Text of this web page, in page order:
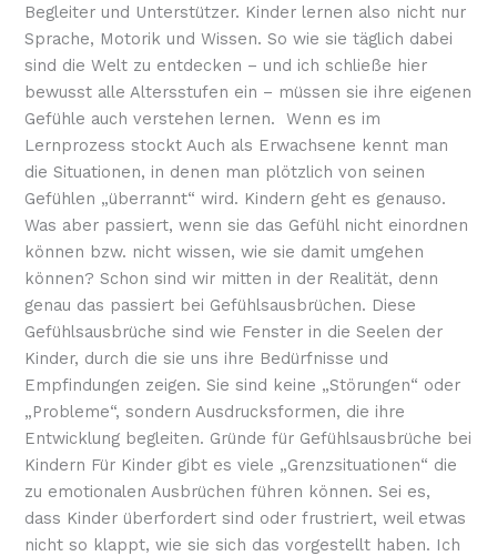
Begleiter und Unterstützer. Kinder lernen also nicht nur
Sprache, Motorik und Wissen. So wie sie täglich dabei
sind die Welt zu entdecken – und ich schließe hier
bewusst alle Altersstufen ein – müssen sie ihre eigenen
Gefühle auch verstehen lernen. Wenn es im
Lernprozess stockt Auch als Erwachsene kennt man
die Situationen, in denen man plötzlich von seinen
Gefühlen „überrannt“ wird. Kindern geht es genauso.
Was aber passiert, wenn sie das Gefühl nicht einordnen
können bzw. nicht wissen, wie sie damit umgehen
können? Schon sind wir mitten in der Realität, denn
genau das passiert bei Gefühlsausbrüchen. Diese
Gefühlsausbrüche sind wie Fenster in die Seelen der
Kinder, durch die sie uns ihre Bedürfnisse und
Empfindungen zeigen. Sie sind keine „Störungen“ oder
„Probleme“, sondern Ausdrucksformen, die ihre
Entwicklung begleiten. Gründe für Gefühlsausbrüche bei
Kindern Für Kinder gibt es viele „Grenzsituationen“ die
zu emotionalen Ausbrüchen führen können. Sei es,
dass Kinder überfordert sind oder frustriert, weil etwas
nicht so klappt, wie sie sich das vorgestellt haben. Ich